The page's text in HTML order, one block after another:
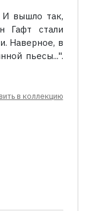
И вышло так,
Гафт стали
Наверное, в
пьесы...".
в коллекцию